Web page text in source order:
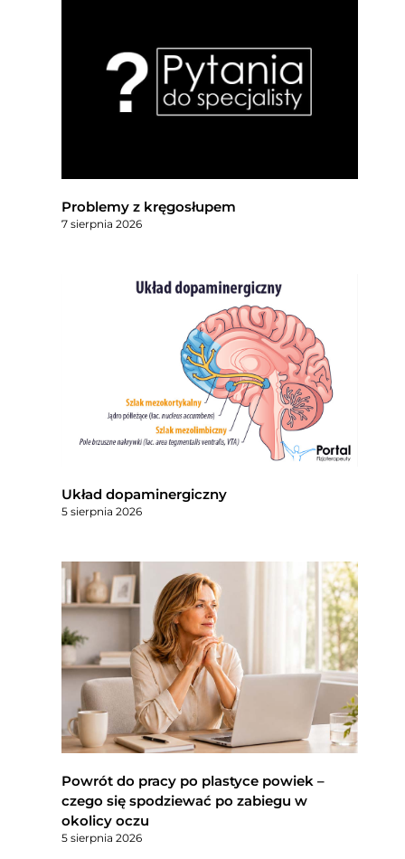
Problemy z kręgosłupem
7 sierpnia 2026
Układ dopaminergiczny
5 sierpnia 2026
Powrót do pracy po plastyce powiek –
czego się spodziewać po zabiegu w
okolicy oczu
5 sierpnia 2026